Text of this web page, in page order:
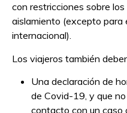
con restricciones sobre
aislamiento (excepto para
internacional).
Los viajeros también
Una declaración de
de Covid-19, y que
contacto con un caso